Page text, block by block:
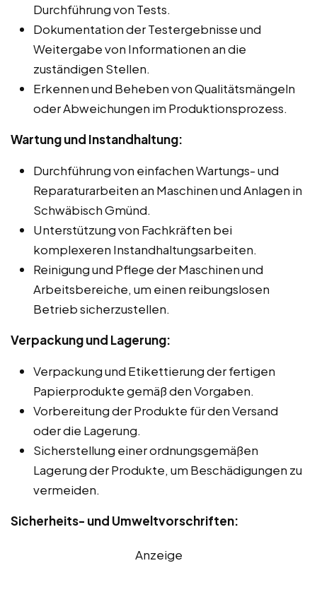
Durchführung von Tests.
Dokumentation der Testergebnisse und
Weitergabe von Informationen an die
zuständigen Stellen.
Erkennen und Beheben von Qualitätsmängeln
oder Abweichungen im Produktionsprozess.
Wartung und Instandhaltung:
Durchführung von einfachen Wartungs- und
Reparaturarbeiten an Maschinen und Anlagen in
Schwäbisch Gmünd.
Unterstützung von Fachkräften bei
komplexeren Instandhaltungsarbeiten.
Reinigung und Pflege der Maschinen und
Arbeitsbereiche, um einen reibungslosen
Betrieb sicherzustellen.
Verpackung und Lagerung:
Verpackung und Etikettierung der fertigen
Papierprodukte gemäß den Vorgaben.
Vorbereitung der Produkte für den Versand
oder die Lagerung.
Sicherstellung einer ordnungsgemäßen
Lagerung der Produkte, um Beschädigungen zu
vermeiden.
Sicherheits- und Umweltvorschriften:
Anzeige